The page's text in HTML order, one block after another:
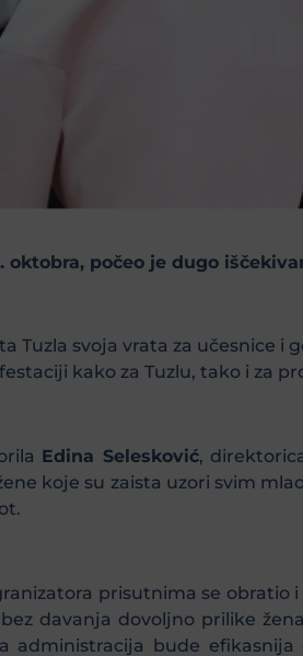
oktobra, počeo je dugo
Tuzla svoja vrata za učesnice i
kako za Tuzlu, tako i za
Edina Selesković,
koje su zaista uzori svim
prisutnima se obratio
davanja dovoljno prilike
administracija bude